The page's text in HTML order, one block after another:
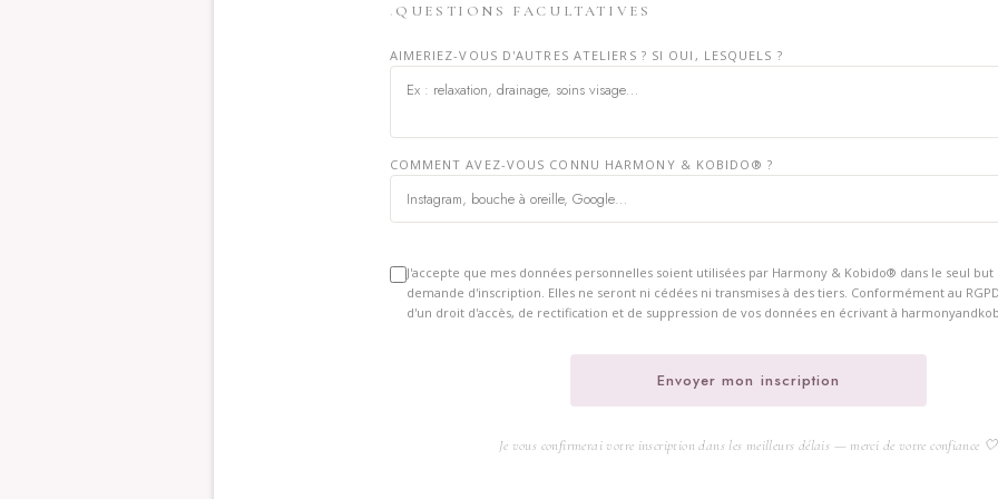
QUESTIONS FACULTATIVES
AIMERIEZ-VOUS D'AUTRES ATELIERS ? SI OUI, LESQUELS ?
COMMENT AVEZ-VOUS CONNU HARMONY & KOBIDO® ?
J'accepte que mes données personnelles soient utilisées par Harmony & Kobido® dans le seul
demande d'inscription. Elles ne seront ni cédées ni transmises à des tiers. Conformément au
d'un droit d'accès, de rectification et de suppression de vos données en écrivant à
Envoyer mon inscription
Je vous confirmerai votre inscription dans les meilleurs délais — merci de votre confiance 🤍